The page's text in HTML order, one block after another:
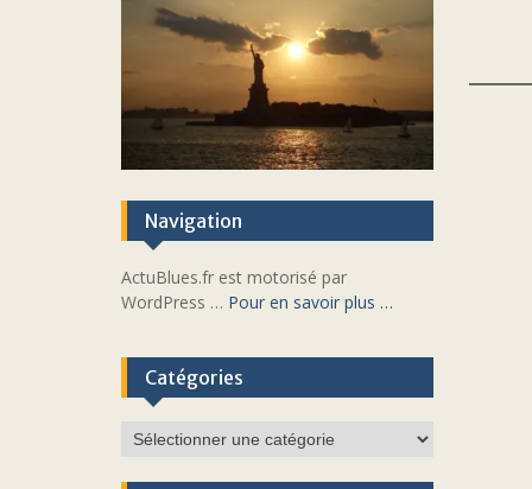
Navigation
ActuBlues.fr est motorisé par
WordPress … Pour en savoir plus …
Catégories
Catégories